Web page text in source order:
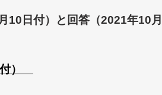
日付）と回答（2021年10
付）